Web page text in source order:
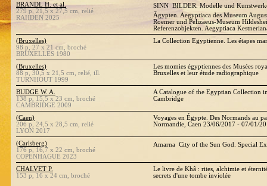
BRANDL H. et al.
279 p, 21,5 x 27,5 cm, relié
RAHDEN 2025
SINN  BILDER. Modelle und
Ägypten. Aegyptiaca des Museum
Roemer und Pelizaeus-Museum
Referenzobjekten. Aegyptiaca
(Bruxelles)
98 p, 27 x 21 cm, broché
BRUXELLES 1980
La Collection Egyptienne. Les étapes
(Bruxelles)
88 p, 30,5 x 21,5 cm, relié, ill.
TURNHOUT 1999
Les momies égyptiennes des Musées
Bruxelles et leur étude radiographique
BUDGE W. A.
138 p, 15,5 x 23 cm, broché
CAMBRIDGE 2009
A Catalogue of the Egyptian Collection
Cambridge
(Caen)
206 p, 24,5 x 28,5 cm, relié
LYON 2017
Voyages en Égypte. Des Normands au
Normandie, Caen 23/06/2017 - 07/01/
(Carlsberg)
176 p, 16,7 x 22 cm, broché
COPENHAGUE 2023
Amarna  City of the Sun God. Special
CHALVET P.
153 p, 16 x 24 cm, broché
Le livre de Khâ : rites, alchimie et
secrets d'une tombe inviolée